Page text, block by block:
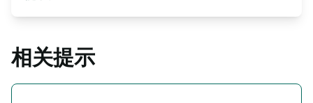
相关提示